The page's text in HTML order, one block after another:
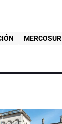
MERCOSUR